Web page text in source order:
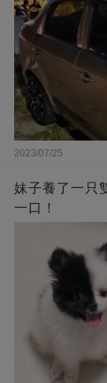
2023/07/25
妹子養了一只
一口！